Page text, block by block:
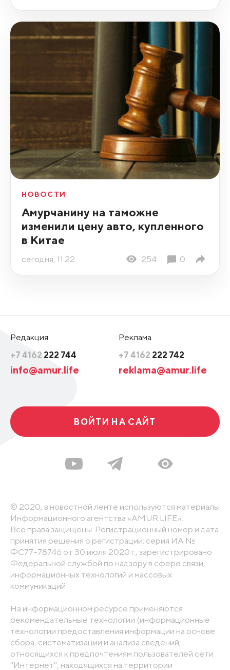
НОВОСТИ
Амурчанину на таможне
изменили цену авто, купленного
в Китае
сегодня, 11:22 254 0
Редакция
+7 4162 222 744
info@amur.life
Реклама
+7 4162 222 742
reklama@amur.life
ВОЙТИ НА САЙТ
© 2020, в новостной ленте используются материалы
Информационного агентства «AMUR.LIFE».
Все права защищены. Регистрационный номер и дата
принятия решения о регистрации: серия ИА №
ФС77-78746 от 30 июля 2020 г., зарегистрировано
Федеральной службой по надзору в сфере связи,
информационных технологий и массовых
коммуникаций
На информационном ресурсе применяются
рекомендательные технологии (информационные
технологии предоставления информации на основе
сбора, систематизации и анализа сведений,
относящихся к предпочтениям пользователей сети
"Интернет", находящихся на территории